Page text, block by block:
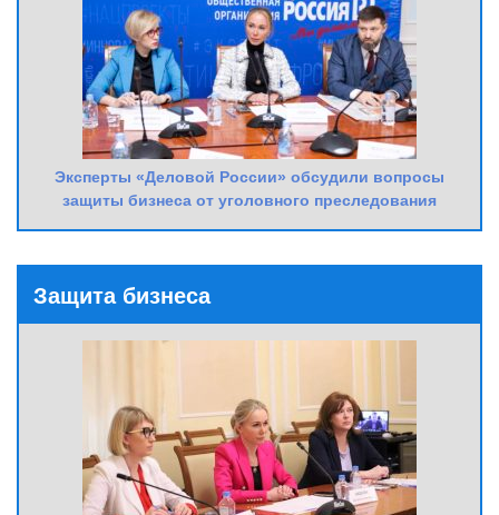
Эксперты «Деловой России» обсудили вопросы
защиты бизнеса от уголовного преследования
Защита бизнеса